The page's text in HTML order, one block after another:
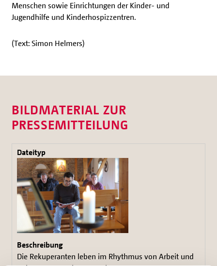
Menschen sowie Einrichtungen der Kinder- und
Jugendhilfe und Kinderhospizzentren.
(Text: Simon Helmers)
BILDMATERIAL ZUR
PRESSEMITTEILUNG
Die Rekuperanten leben im Rhythmus von Arbeit und